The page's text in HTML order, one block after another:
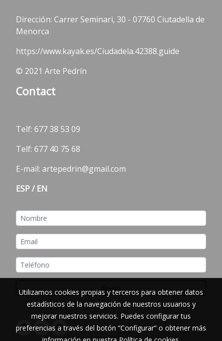
Dirección: Carrer Seminari, 30 - 07760 Ciutadella de
Menorca
https://www.kayak.es/Ciudadela.42388.guide
© 2021 Arte Pedrín
Contact
Telf: 677 38 53 09
Telf: 677 40 75 68
E-mail: artepedrin@gmail.com
ESP/EN
Enviar
Utilizamos cookies propias y terceros para obtener datos
estadísticos de la navegación de nuestros usuarios y
mejorar nuestros servicios. Puedes configurar tus
preferencias a través del botón “Configurar” o obtener más